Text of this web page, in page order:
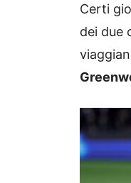
Certi
dei due